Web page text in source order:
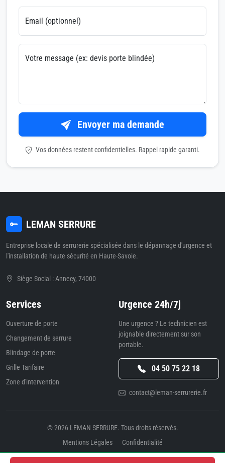
Email (optionnel)
Votre message (ex: devis porte blindée)
Envoyer ma demande
Vos données restent confidentielles. Rappel rapide garanti.
LEMAN SERRURE
Entreprise locale de serrurerie spécialisée dans le dépannage d'urgence et
l'installation de haute sécurité en Haute-Savoie.
Siège Social : Annecy, 74000
Services
Ouverture de porte
Changement de serrure
Blindage de porte
Grille Tarifaire
Zone d'intervention
Urgence 24h/7j
Une urgence ? Le technicien est
joignable directement sur son
portable.
04 50 75 22 18
contact@leman-serrurerie.fr
© 2026 LEMAN SERRURE. Tous droits réservés.
Mentions Légales
Confidentialité